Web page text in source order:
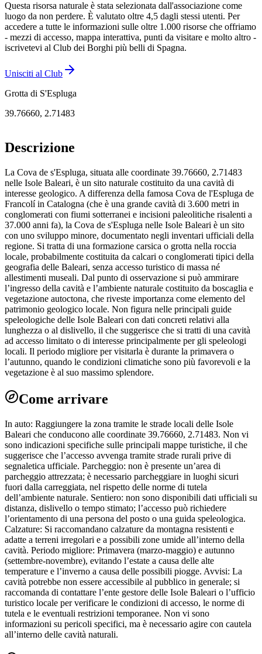
Questa risorsa naturale è stata selezionata dall'associazione come
luogo da non perdere. È valutato oltre 4,5 dagli stessi utenti. Per
accedere a tutte le informazioni sulle oltre 1.000 risorse che offriamo
- mezzi di accesso, mappa interattiva, punti da visitare e molto altro -
iscrivetevi al Club dei Borghi più belli di Spagna.
Unisciti al Club
Grotta di S'Espluga
39.76660, 2.71483
Descrizione
La Cova de s'Espluga, situata alle coordinate 39.76660, 2.71483
nelle Isole Baleari, è un sito naturale costituito da una cavità di
interesse geologico. A differenza della famosa Cova de l'Espluga de
Francolí in Catalogna (che è una grande cavità di 3.600 metri in
conglomerati con fiumi sotterranei e incisioni paleolitiche risalenti a
37.000 anni fa), la Cova de s'Espluga nelle Isole Baleari è un sito
con uno sviluppo minore, documentato negli inventari ufficiali della
regione. Si tratta di una formazione carsica o grotta nella roccia
locale, probabilmente costituita da calcari o conglomerati tipici della
geografia delle Baleari, senza accesso turistico di massa né
allestimenti museali. Dal punto di osservazione si può ammirare
l’ingresso della cavità e l’ambiente naturale costituito da boscaglia e
vegetazione autoctona, che riveste importanza come elemento del
patrimonio geologico locale. Non figura nelle principali guide
speleologiche delle Isole Baleari con dati concreti relativi alla
lunghezza o al dislivello, il che suggerisce che si tratti di una cavità
ad accesso limitato o di interesse principalmente per gli speleologi
locali. Il periodo migliore per visitarla è durante la primavera o
l’autunno, quando le condizioni climatiche sono più favorevoli e la
vegetazione è al suo massimo splendore.
Come arrivare
In auto: Raggiungere la zona tramite le strade locali delle Isole
Baleari che conducono alle coordinate 39.76660, 2.71483. Non vi
sono indicazioni specifiche sulle principali mappe turistiche, il che
suggerisce che l’accesso avvenga tramite strade rurali prive di
segnaletica ufficiale. Parcheggio: non è presente un’area di
parcheggio attrezzata; è necessario parcheggiare in luoghi sicuri
fuori dalla carreggiata, nel rispetto delle norme di tutela
dell’ambiente naturale. Sentiero: non sono disponibili dati ufficiali su
distanza, dislivello o tempo stimato; l’accesso può richiedere
l’orientamento di una persona del posto o una guida speleologica.
Calzature: Si raccomandano calzature da montagna resistenti e
adatte a terreni irregolari e a possibili zone umide all’interno della
cavità. Periodo migliore: Primavera (marzo-maggio) e autunno
(settembre-novembre), evitando l’estate a causa delle alte
temperature e l’inverno a causa delle possibili piogge. Avvisi: La
cavità potrebbe non essere accessibile al pubblico in generale; si
raccomanda di contattare l’ente gestore delle Isole Baleari o l’ufficio
turistico locale per verificare le condizioni di accesso, le norme di
tutela e le eventuali restrizioni temporanee. Non vi sono
informazioni su pericoli specifici, ma è necessario agire con cautela
all’interno delle cavità naturali.